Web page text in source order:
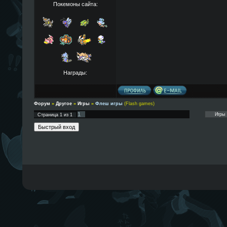
Покемоны сайта:
Награды:
Форум » Другое » Игры » Флеш игры (Flash games)
Страница 1из 1 1